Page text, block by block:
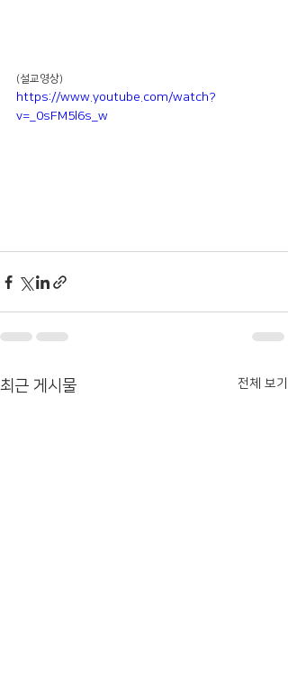
(설교영상)
https://www.youtube.com/watch?
v=_0sFM5l6s_w
최근 게시물 전체 보기